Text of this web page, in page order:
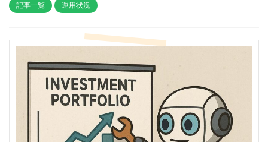
記事一覧 運用状況